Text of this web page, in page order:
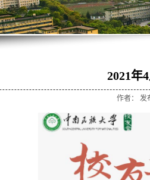
2021年
作者： 发